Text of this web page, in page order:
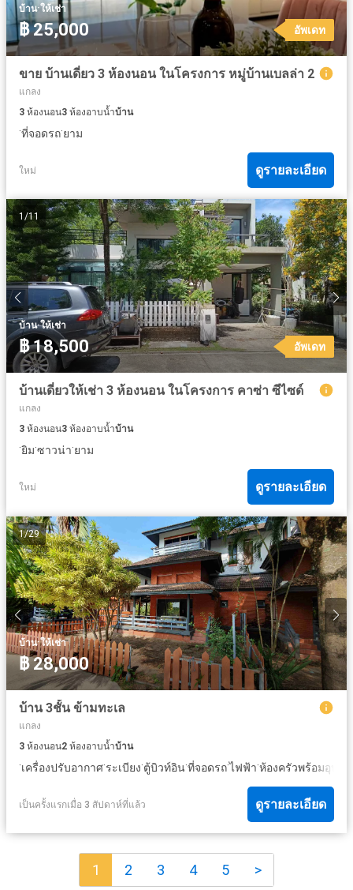
บ้าน·ให้เช่า
฿ 25,000 อัพเดท
ขาย บ้านเดี่ยว 3 ห้องนอน ในโครงการ หมู่บ้านเบลล่า 2
แกลง
3 ห้องนอน3 ห้องอาบน้ำบ้าน
·ที่จอดรถ·ยาม
ใหม่ ดูรายละเอียด
1 /11
บ้าน·ให้เช่า
฿ 18,500 อัพเดท
บ้านเดี่ยวให้เช่า 3 ห้องนอน ในโครงการ คาซ่า ซีไซด์
แกลง
3 ห้องนอน3 ห้องอาบน้ำบ้าน
·ยิม·ซาวน่า·ยาม
ใหม่ ดูรายละเอียด
1/29
บ้าน·ให้เช่า
฿ 28,000
บ้าน 3ชั้น ข้ามทะเล
แกลง
3 ห้องนอน2 ห้องอาบน้ำบ้าน
·เครื่องปรับอากาศ·ระเบียง·ตู้บิวท์อิน·ที่จอดรถ·ไฟฟ้า·ห้องครัวพร้อมอุปก
เป็นครั้งแรกเมื่อ 3 สัปดาห์ที่แล้ว ดูรายละเอียด
1 2 3 4 5 >